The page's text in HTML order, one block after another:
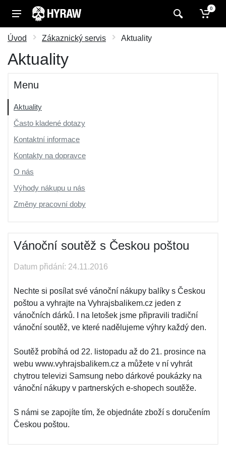
0
Úvod Zákaznický servis Aktuality
Aktuality
Menu
Aktuality
Často kladené dotazy
Kontaktní informace
Kontakty na dopravce
O nás
Výhody nákupu u nás
Změny pracovní doby
Vánoční soutěž s Českou poštou
Datum přidání: 24.11.2016
Nechte si posílat své vánoční nákupy balíky s Českou
poštou a vyhrajte na Vyhrajsbalikem.cz jeden z
vánočních dárků. I na letošek jsme připravili tradiční
vánoční soutěž, ve které nadělujeme výhry každý den.
Soutěž probíhá od 22. listopadu až do 21. prosince na
webu www.vyhrajsbalikem.cz a můžete v ní vyhrát
chytrou televizi Samsung nebo dárkové poukázky na
vánoční nákupy v partnerských e-shopech soutěže.
S námi se zapojíte tím, že objednáte zboží s doručením
Českou poštou.